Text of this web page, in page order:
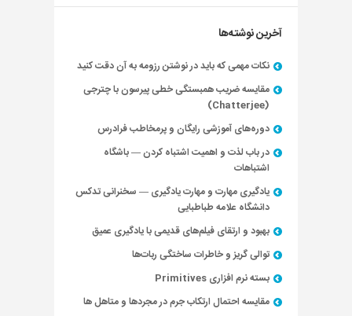
آخرین نوشته‌ها
نکات مهمی که باید در نوشتن رزومه به آن دقت کنید
مقایسه ضریب همبستگی خطی پیرسون با چترجی
(Chatterjee)
دوره‌های آموزشی رایگان و پرمخاطب فرادرس
در باب لذت و اهمیت اشتباه کردن — باشگاه
اشتباهات
یادگیری مهارت و مهارت یادگیری — سخنرانی تدکس
دانشگاه علامه طباطبایی
بهبود و ارتقای فیلم‌های قدیمی با یادگیری عمیق
توالی گریز و خاطرات ساختگی ربات‌ها
بسته نرم افزاری Primitives
مقایسه احتمال ارتکاب جرم در مجردها و متاهل ها